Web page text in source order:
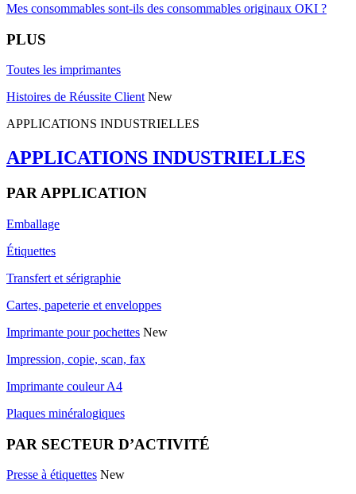
Mes consommables sont-ils des consommables originaux OKI ?
PLUS
Toutes les imprimantes
Histoires de Réussite Client New
APPLICATIONS INDUSTRIELLES
APPLICATIONS INDUSTRIELLES
PAR APPLICATION
Emballage
Étiquettes
Transfert et sérigraphie
Cartes, papeterie et enveloppes
Imprimante pour pochettes New
Impression, copie, scan, fax
Imprimante couleur A4
Plaques minéralogiques
PAR SECTEUR D’ACTIVITÉ
Presse à étiquettes New